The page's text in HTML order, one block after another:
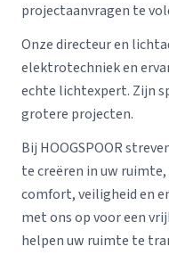
projectaanvragen te
Onze directeur en
elektrotechniek en
echte lichtexpert. Zijn
grotere projecten.
Bij HOOGSPOOR
te creëren in uw
comfort, veiligheid en
met ons op voor een
helpen uw ruimte te